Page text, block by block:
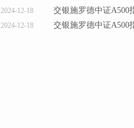
2024-12-18 交银施罗德中证A500
2024-12-18 交银施罗德中证A500